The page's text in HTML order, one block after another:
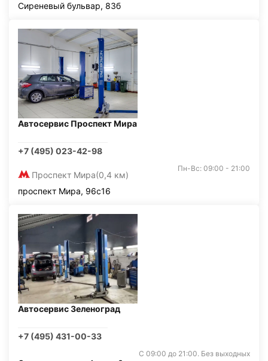
Сиреневый бульвар, 83б
Автосервис Проспект Мира
+7 (495) 023-42-98
Проспект Мира(0,4 км)
Пн-Вс: 09:00 - 21:00
проспект Мира, 96с16
Автосервис Зеленоград
+7 (495) 431-00-33
С 09:00 до 21:00. Без выходных